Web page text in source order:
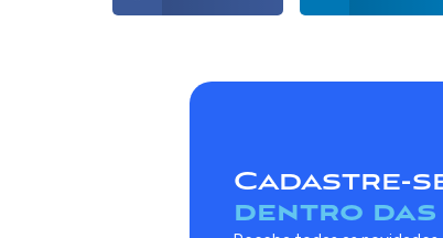
Cadastre-
dentro das